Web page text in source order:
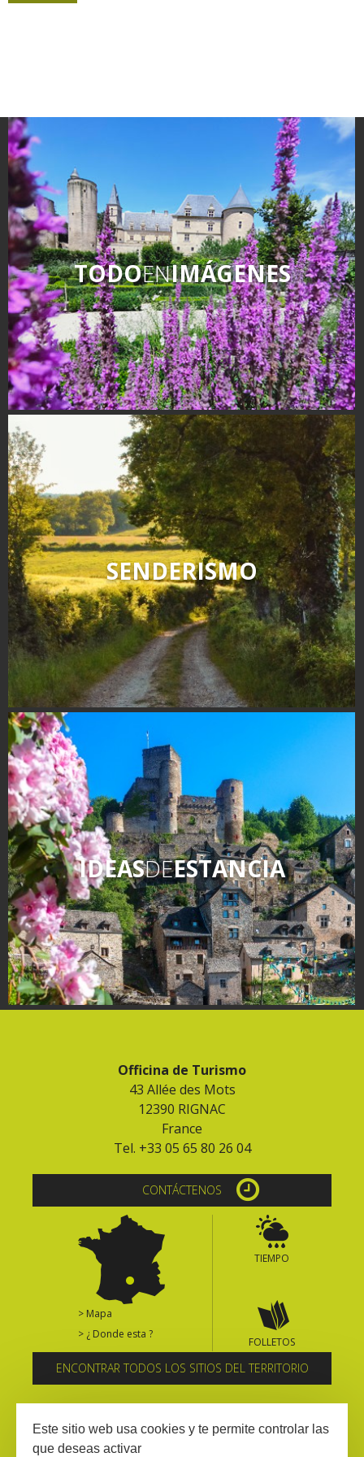
TODOENIMÁGENES
SENDERISMO
IDEASDEESTANCIA
Officina de Turismo
43 Allée des Mots
12390 RIGNAC
France
Tel. +33 05 65 80 26 04
CONTÁCTENOS
> Mapa
> ¿ Donde esta ?
TIEMPO
FOLLETOS
ENCONTRAR TODOS LOS SITIOS DEL TERRITORIO
Suscríbase al boletín informativo
Este sitio web usa cookies y te permite controlar las
que deseas activar